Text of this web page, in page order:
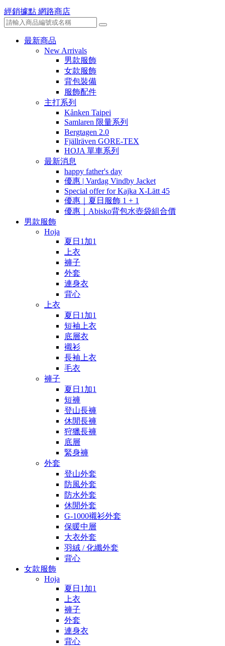
經銷據點 網路商店
最新商品
New Arrivals
男款服飾
女款服飾
背包裝備
服飾配件
主打系列
Kånken Taipei
Samlaren 限量系列
Bergtagen 2.0
Fjällräven GORE-TEX
HOJA 單車系列
最新消息
happy father's day
優惠 | Vardag Vindby Jacket
Special offer for Kajka X-Lätt 45
優惠｜夏日服飾 1 + 1
優惠｜Abisko背包水壺袋組合價
男款服飾
Hoja
夏日1加1
上衣
褲子
外套
連身衣
背心
上衣
夏日1加1
短袖上衣
底層衣
襯衫
長袖上衣
毛衣
褲子
夏日1加1
短褲
登山長褲
休閒長褲
狩獵長褲
底層
緊身褲
外套
登山外套
防風外套
防水外套
休閒外套
G-1000襯衫外套
保暖中層
大衣外套
羽絨 / 化纖外套
背心
女款服飾
Hoja
夏日1加1
上衣
褲子
外套
連身衣
背心